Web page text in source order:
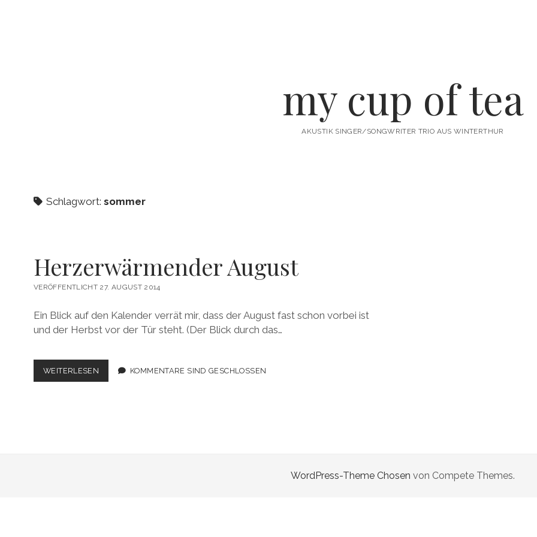
my cup of tea
AKUSTIK SINGER/SONGWRITER TRIO AUS WINTERTHUR
Schlagwort: sommer
Herzerwärmender August
VERÖFFENTLICHT 27. AUGUST 2014
Ein Blick auf den Kalender verrät mir, dass der August fast schon vorbei ist
und der Herbst vor der Tür steht. (Der Blick durch das…
WEITERLESEN HERZERWÄRMENDER
AUGUST
KOMMENTARE SIND GESCHLOSSEN
WordPress-Theme Chosen von Compete Themes.